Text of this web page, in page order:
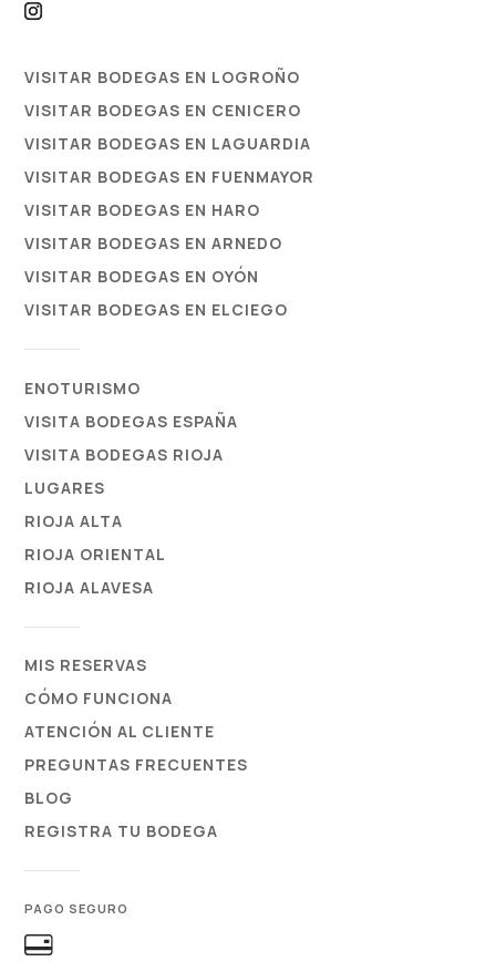
VISITAR BODEGAS EN LOGROÑO
VISITAR BODEGAS EN CENICERO
VISITAR BODEGAS EN LAGUARDIA
VISITAR BODEGAS EN FUENMAYOR
VISITAR BODEGAS EN HARO
VISITAR BODEGAS EN ARNEDO
VISITAR BODEGAS EN OYÓN
VISITAR BODEGAS EN ELCIEGO
ENOTURISMO
VISITA BODEGAS ESPAÑA
VISITA BODEGAS RIOJA
LUGARES
RIOJA ALTA
RIOJA ORIENTAL
RIOJA ALAVESA
MIS RESERVAS
CÓMO FUNCIONA
ATENCIÓN AL CLIENTE
PREGUNTAS FRECUENTES
BLOG
REGISTRA TU BODEGA
PAGO SEGURO